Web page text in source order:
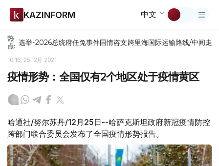
KAZINFORM 中文
热
点: 选举-2026总统府任免事件国情咨文跨里海国际运输路线/中间走廊
10:16, 25 12月 2021
疫情形势：全国仅有2个地区处于疫情黄区
哈通社/努尔苏丹/12月25日--哈萨克斯坦政府新冠疫情防控
跨部门联合委员会发布了全国疫情形势报告。